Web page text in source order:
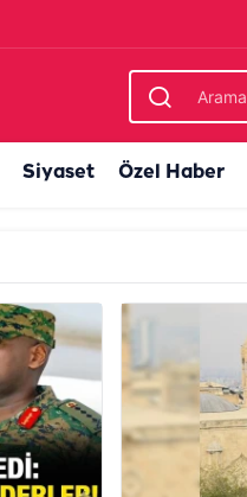
Siyaset Özel Haber